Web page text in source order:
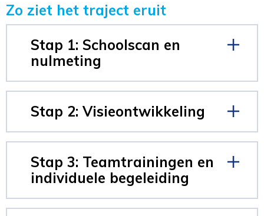
Zo ziet het traject eruit
Stap 1: Schoolscan en
nulmeting
Stap 2: Visieontwikkeling
Stap 3: Teamtrainingen en
individuele begeleiding